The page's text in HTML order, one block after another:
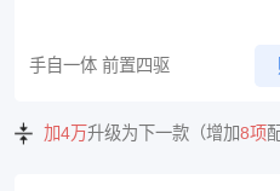
手自一体 前置四驱
加4万升级为下一款（增加8项